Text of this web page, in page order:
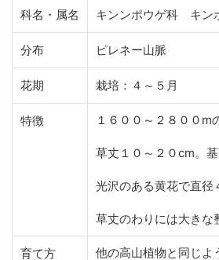
科名・属名 キンンポウゲ科 キン
分布 ピレネー山脈
花期 栽培：４～５月
特徴 １６００～２８００m
草丈１０～２０cm。
光沢のある黄花で直径
草丈のわりには大きな
育て方 他の高山植物と同じよ